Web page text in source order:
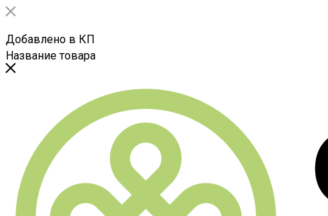
Добавлено в КП
Название товара